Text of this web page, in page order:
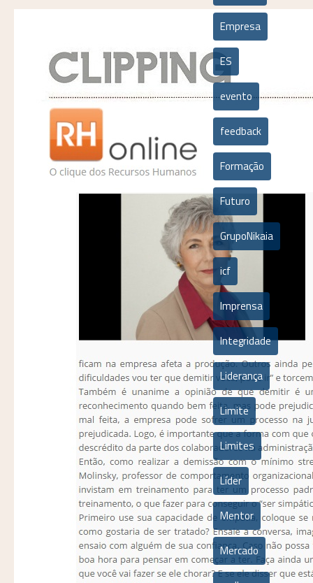
Empresa
ES
evento
feedback
Formação
Futuro
GrupoNikaia
icf
Imprensa
Integridade
Liderança
Limite
Limites
Líder
Mentor
Mercado